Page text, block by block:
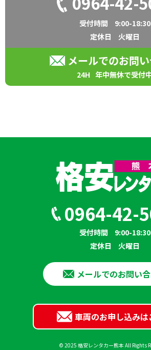
受付時間
9:00-18:30
定休日
火曜日
メールでのお問
24H 年中無休で受付
0964-42-
受付時間
9:00-18:30
定休日
火曜日
メールでのお問い
車両のお申し込みは
© 2025 格安レンタカー熊本 All Rights